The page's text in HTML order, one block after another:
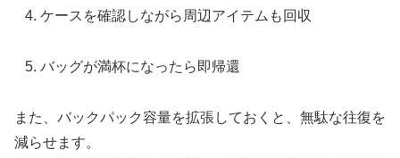
ケースを確認しながら周辺アイテムも回収
バッグが満杯になったら即帰還
また、バックパック容量を拡張しておくと、無駄な往復を
減らせます。